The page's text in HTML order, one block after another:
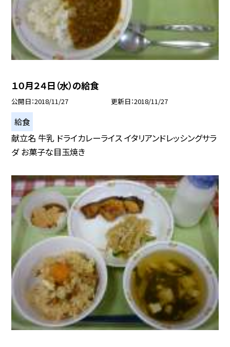
１０月２４日（水）の給食
公開日 2018/11/27 更新日 2018/11/27
給食
献立名 牛乳 ドライカレーライス イタリアンドレッシングサラ
ダ お菓子な目玉焼き